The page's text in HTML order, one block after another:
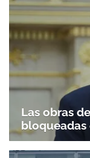
Las obras
bloqueadas